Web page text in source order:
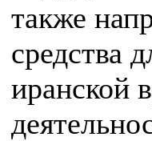
также
средства
иранской